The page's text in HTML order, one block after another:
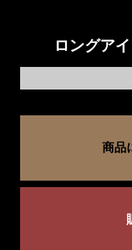
ロングア
商品